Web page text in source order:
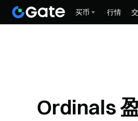
买币 行情
Ordinals